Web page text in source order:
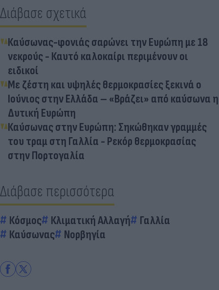
Διάβασε σχετικά
Καύσωνας-φονιάς σαρώνει την Ευρώπη με 18
νεκρούς - Καυτό καλοκαίρι περιμένουν οι
ειδικοί
Με ζέστη και υψηλές θερμοκρασίες ξεκινά ο
Ιούνιος στην Ελλάδα – «Βράζει» από καύσωνα η
Δυτική Ευρώπη
Καύσωνας στην Ευρώπη: Σηκώθηκαν γραμμές
του τραμ στη Γαλλία - Ρεκόρ θερμοκρασίας
στην Πορτογαλία
Διάβασε περισσότερα
Κόσμος Κλιματική Αλλαγή
Γαλλία
Καύσωνας
Νορβηγία